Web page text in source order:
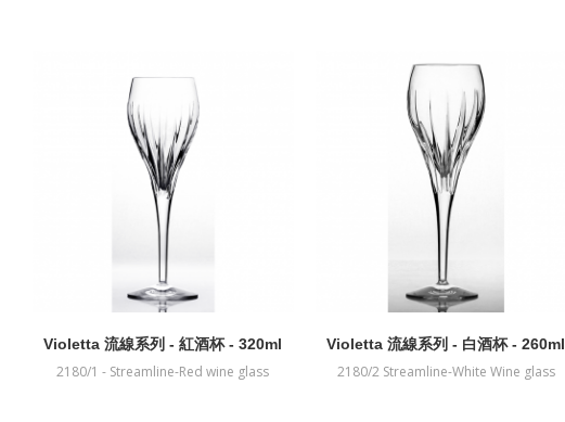
Violetta 流線系列 - 紅酒杯 - 320ml
2180/1 - Streamline-Red wine glass
Violetta 流線系列 - 白酒杯 - 260ml
2180/2 Streamline-White Wine glass